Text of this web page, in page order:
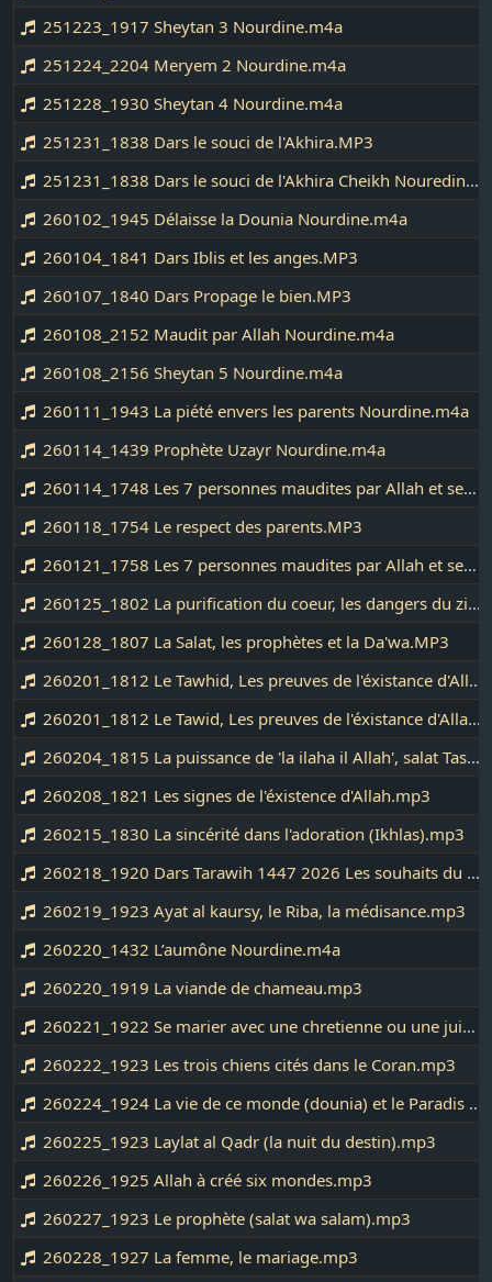
251223_1917 Sheytan 3 Nourdine.m4a
251224_2204 Meryem 2 Nourdine.m4a
251228_1930 Sheytan 4 Nourdine.m4a
251231_1838 Dars le souci de l'Akhira.MP3
251231_1838 Dars le souci de l'Akhira Cheikh Nouredine.MP3
260102_1945 Délaisse la Dounia Nourdine.m4a
260104_1841 Dars Iblis et les anges.MP3
260107_1840 Dars Propage le bien.MP3
260108_2152 Maudit par Allah Nourdine.m4a
260108_2156 Sheytan 5 Nourdine.m4a
260111_1943 La piété envers les parents Nourdine.m4a
260114_1439 Prophète Uzayr Nourdine.m4a
260114_1748 Les 7 personnes maudites par Allah et ses anges.MP3
260118_1754 Le respect des parents.MP3
260121_1758 Les 7 personnes maudites par Allah et ses anges (suite).MP3
260125_1802 La purification du coeur, les dangers du zina.MP3
260128_1807 La Salat, les prophètes et la Da'wa.MP3
260201_1812 Le Tawhid, Les preuves de l'éxistance d'Allah.MP3
260201_1812 Le Tawid, Les preuves de l'éxistance d'Allah.MP3
260204_1815 La puissance de 'la ilaha il Allah', salat Tasbih et les invocations du soir et du matin.MP3
260208_1821 Les signes de l'éxistence d'Allah.mp3
260215_1830 La sincérité dans l'adoration (Ikhlas).mp3
260218_1920 Dars Tarawih 1447 2026 Les souhaits du prophète Muhammad salat wa salam Nuit 2.mp3
260219_1923 Ayat al kaursy, le Riba, la médisance.mp3
260220_1432 L’aumône Nourdine.m4a
260220_1919 La viande de chameau.mp3
260221_1922 Se marier avec une chretienne ou une juive, prendre soin des femmes.mp3
260222_1923 Les trois chiens cités dans le Coran.mp3
260224_1924 La vie de ce monde (dounia) et le Paradis (Janna).mp3
260225_1923 Laylat al Qadr (la nuit du destin).mp3
260226_1925 Allah à créé six mondes.mp3
260227_1923 Le prophète (salat wa salam).mp3
260228_1927 La femme, le mariage.mp3